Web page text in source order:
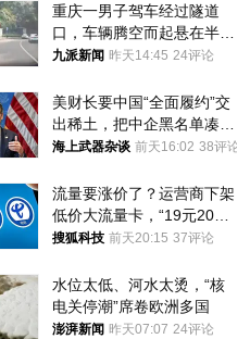
重庆一男子驾车经过隧道
口，车辆腾空而起悬在半
空，消防： 2人已送医，正
九派新闻 昨天14:45 24评论
美财长要中国“全面履约”交
出稀土，把中企黑名单凑到
187家，中方做最坏打算
海上武器杂谈 前天16:02 38评论
流量要涨价了？运营商下架
低价大流量卡，“19元200
G”成为历史
搜狐科技 前天20:15 37评论
水位太低、河水太烫，“核
电关停潮”席卷欧洲多国
澎湃新闻 昨天07:07 24评论